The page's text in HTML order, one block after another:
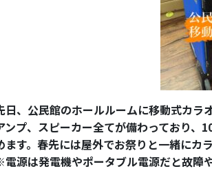
日、公民館のホールルームに移動式カラ
ンプ、スピーカー全てが備わっており、
ます。春先には屋外でお祭りと一緒にカ
源は発電機やポータブル電源だと故障